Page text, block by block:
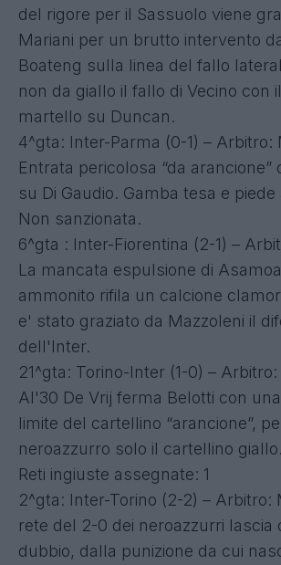
del rigore per il Sassuolo viene
Mariani per un brutto intervento
Boateng sulla linea del fallo
non da giallo il fallo di Vecino con
martello su Duncan.
4^gta: Inter-Parma (0-1) – Arbitro:
Entrata pericolosa “da arancione”
su Di Gaudio. Gamba tesa e
Non sanzionata.
6^gta : Inter-Fiorentina (2-1) –
La mancata espulsione di
ammonito rifila un calcione
e' stato graziato da Mazzoleni il
dell'Inter.
21^gta: Torino-Inter (1-0) –
Al'30 De Vrij ferma Belotti con
limite del cartellino “arancione”,
neroazzurro solo il cartellino giallo.
Reti ingiuste assegnate: 1
2^gta: Inter-Torino (2-2) – Arbitro:
rete del 2-0 dei neroazzurri lascia
dubbio, dalla punizione da cui